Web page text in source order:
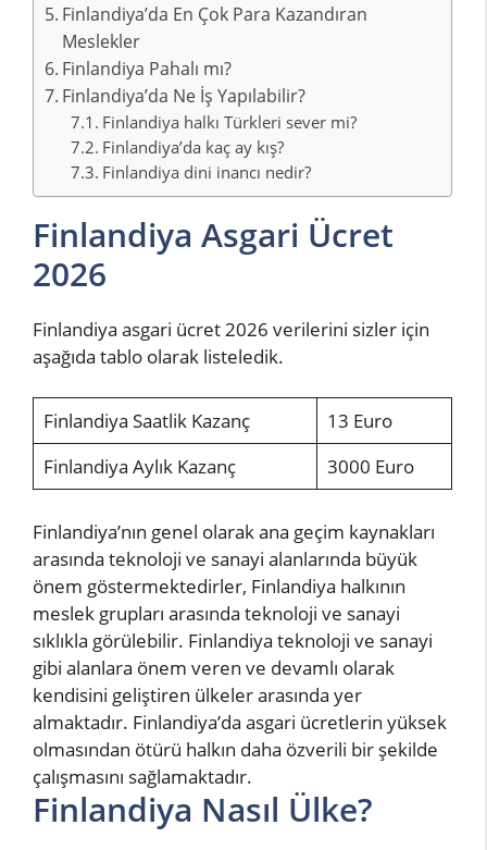
Finlandiya’da En Çok Para Kazandıran
Meslekler
Finlandiya Pahalı mı?
Finlandiya’da Ne İş Yapılabilir?
Finlandiya halkı Türkleri sever mi?
Finlandiya’da kaç ay kış?
Finlandiya dini inancı nedir?
Finlandiya Asgari Ücret
2026
Finlandiya asgari ücret 2026 verilerini sizler için
aşağıda tablo olarak listeledik.
Finlandiya Saatlik Kazanç
13 Euro
Finlandiya Aylık Kazanç
3000 Euro
Finlandiya’nın genel olarak ana geçim kaynakları
arasında teknoloji ve sanayi alanlarında büyük
önem göstermektedirler, Finlandiya halkının
meslek grupları arasında teknoloji ve sanayi
sıklıkla görülebilir. Finlandiya teknoloji ve sanayi
gibi alanlara önem veren ve devamlı olarak
kendisini geliştiren ülkeler arasında yer
almaktadır. Finlandiya’da asgari ücretlerin yüksek
olmasından ötürü halkın daha özverili bir şekilde
çalışmasını sağlamaktadır.
Finlandiya Nasıl Ülke?